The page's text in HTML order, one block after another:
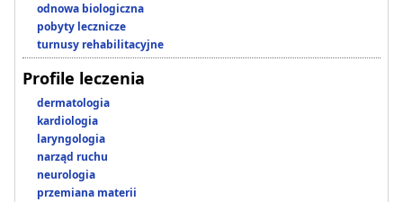
odnowa biologiczna
pobyty lecznicze
turnusy rehabilitacyjne
Profile leczenia
dermatologia
kardiologia
laryngologia
narząd ruchu
neurologia
przemiana materii